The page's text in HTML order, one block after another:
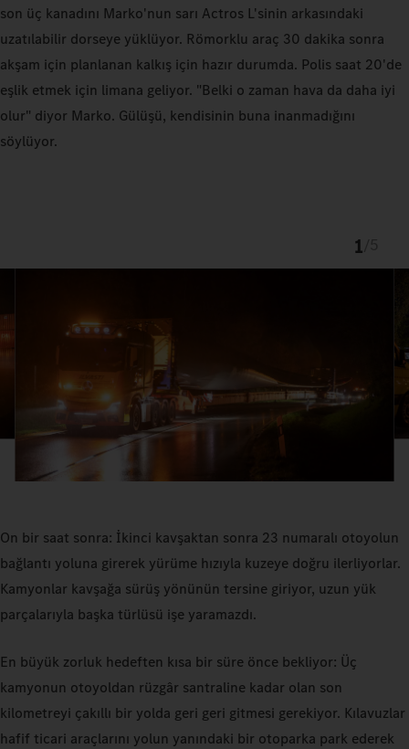
son üç kanadını Marko'nun sarı Actros L'sinin arkasındaki
uzatılabilir dorseye yüklüyor. Römorklu araç 30 dakika sonra
akşam için planlanan kalkış için hazır durumda. Polis saat 20'de
eşlik etmek için limana geliyor. "Belki o zaman hava da daha iyi
olur" diyor Marko. Gülüşü, kendisinin buna inanmadığını
söylüyor.
1
On bir saat sonra: İkinci kavşaktan sonra 23 numaralı otoyolun
bağlantı yoluna girerek yürüme hızıyla kuzeye doğru ilerliyorlar.
Kamyonlar kavşağa sürüş yönünün tersine giriyor, uzun yük
parçalarıyla başka türlüsü işe yaramazdı.
En büyük zorluk hedeften kısa bir süre önce bekliyor: Üç
kamyonun otoyoldan rüzgâr santraline kadar olan son
kilometreyi çakıllı bir yolda geri geri gitmesi gerekiyor. Kılavuzlar
hafif ticari araçlarını yolun yanındaki bir otoparka park ederek